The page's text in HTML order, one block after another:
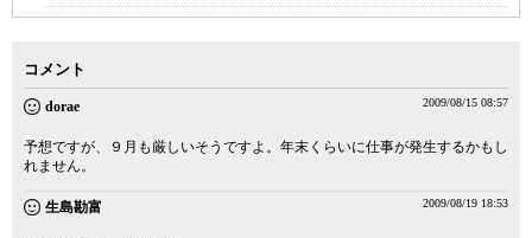
コメント
dorae 2009/08/15 08:57
予想ですが、９月も厳しいそうですよ。年末くらいに仕事が発生するかもし
れません。
生島勘富 2009/08/19 18:53